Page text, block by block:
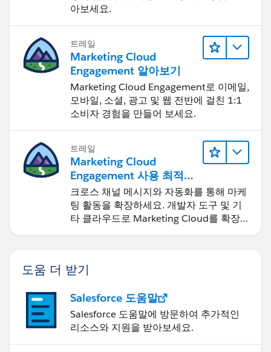
아보세요.
트레일
Marketing Cloud
Engagement 알아보기
Marketing Cloud Engagement로 이메일,
모바일, 소셜, 광고 및 웹 전반에 걸친 1:1
소비자 경험을 만들어 보세요.
트레일
Marketing Cloud
Engagement 사용 최적화
및 확장
크로스 채널 메시지와 자동화를 통해 마케
팅 활동을 확장하세요. 개발자 도구 및 기
타 클라우드로 Marketing Cloud를 확장
도움 더 받기
Salesforce 도움말
Salesforce 도움말에 방문하여 추가적인
리소스와 지원을 받아보세요.